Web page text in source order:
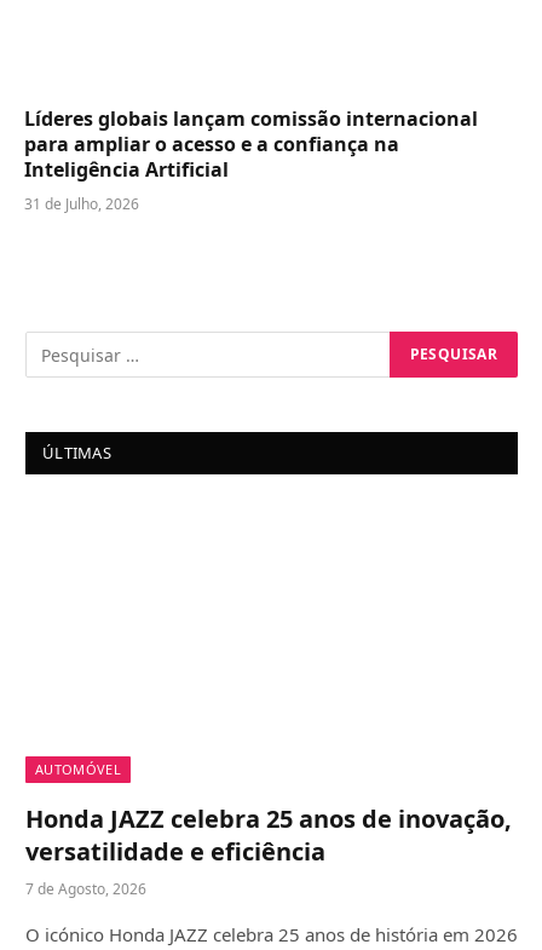
Líderes globais lançam comissão internacional
para ampliar o acesso e a confiança na
Inteligência Artificial
31 de Julho, 2026
ÚLTIMAS
AUTOMÓVEL
Honda JAZZ celebra 25 anos de inovação,
versatilidade e eficiência
7 de Agosto, 2026
O icónico Honda JAZZ celebra 25 anos de história em 2026